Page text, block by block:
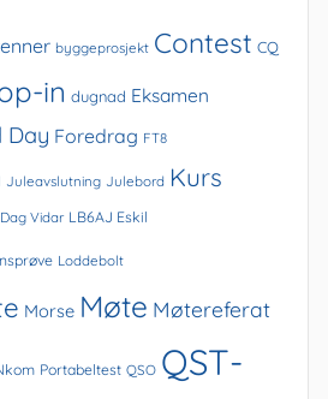
byggeprosjekt Contest CQ
in dugnad Eksamen
Day Foredrag FT8
Juleavslutning Julebord Kurs
Vidar LB6AJ Eskil
Loddebolt
Morse Møte Møtereferat
Portabeltest QSO QST-